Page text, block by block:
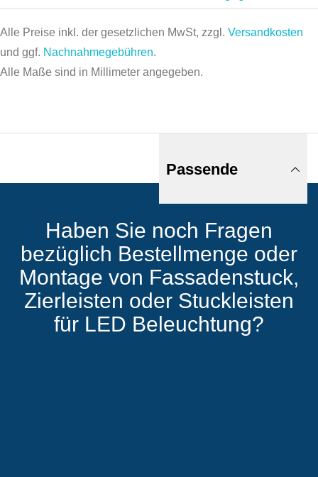
Alle Preise inkl. der gesetzlichen MwSt, zzgl. Versandkosten
und ggf. Nachnahmegebühren.
Alle Maße sind in Millimeter angegeben.
Passende
Produkte
Haben Sie noch Fragen
bezüglich Bestellmenge oder
Montage von Fassadenstuck,
Zierleisten oder Stuckleisten
für LED Beleuchtung?